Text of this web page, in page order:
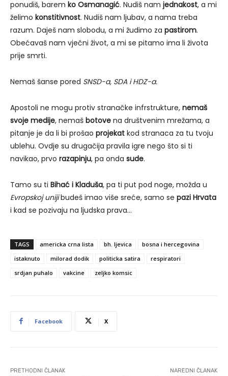
ponudiš, barem ko Osmanagić. Nudiš nam jednakost, a mi
želimo konstitivnost. Nudiš nam ljubav, a nama treba
razum. Daješ nam slobodu, a mi žudimo za pastirom.
Obećavaš nam vječni život, a mi se pitamo ima li života
prije smrti.
Nemaš šanse pored SNSD-a, SDA i HDZ-a.
Apostoli ne mogu protiv stranačke infrstrukture, nemaš
svoje medije, nemaš botove na društvenim mrežama, a
pitanje je da li bi prošao projekat kod stranaca za tu tvoju
ublehu. Ovdje su drugačija pravila igre nego što si ti
navikao, prvo razapinju, pa onda sude.
Tamo su ti Bihać i Kladuša, pa ti put pod noge, možda u
Evropskoj unijibudeš imao više sreće, samo se pazi Hrvata
i kad se pozivaju na ljudska prava…
TAGS americka crna lista bh. ljevica
bosna i hercegovina
istaknuto
milorad dodik politicka satira
respiratori
srdjan puhalo
vakcine zeljko komsic
Facebook X
PRETHODNI ČLANAK NAREDNI ČLANAK